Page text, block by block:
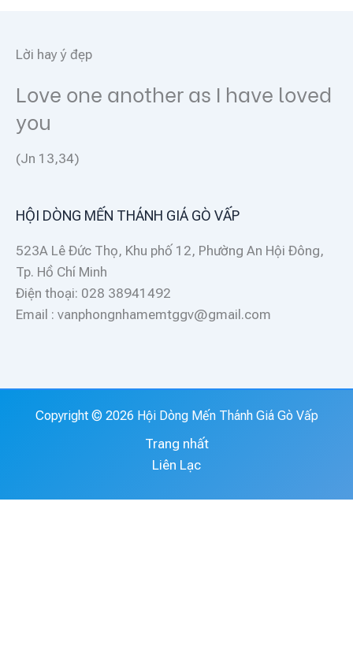
Lời hay ý đẹp
Love one another as I have loved
you
(Jn 13,34)
HỘI DÒNG MẾN THÁNH GIÁ GÒ VẤP
523A Lê Đức Thọ, Khu phố 12, Phường An Hội Đông,
Tp. Hồ Chí Minh
Điện thoại: 028 38941492
Email : vanphongnhamemtggv@gmail.com
Copyright © 2026 Hội Dòng Mến Thánh Giá Gò Vấp
Trang nhất
Liên Lạc